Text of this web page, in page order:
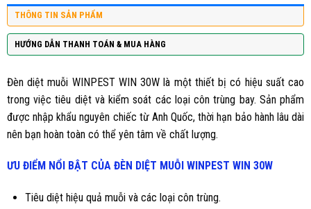
THÔNG TIN SẢN PHẨM
HƯỚNG DẪN THANH TOÁN & MUA HÀNG
Đèn diệt muỗi WINPEST WIN 30W là một thiết bị có hiệu suất cao
trong việc tiêu diệt và kiểm soát các loại côn trùng bay. Sản phẩm
được nhập khẩu nguyên chiếc từ Anh Quốc, thời hạn bảo hành lâu dài
nên bạn hoàn toàn có thể yên tâm về chất lượng.
ƯU ĐIỂM NỔI BẬT CỦA ĐÈN DIỆT MUỖI WINPEST WIN 30W
Tiêu diệt hiệu quả muỗi và các loại côn trùng.